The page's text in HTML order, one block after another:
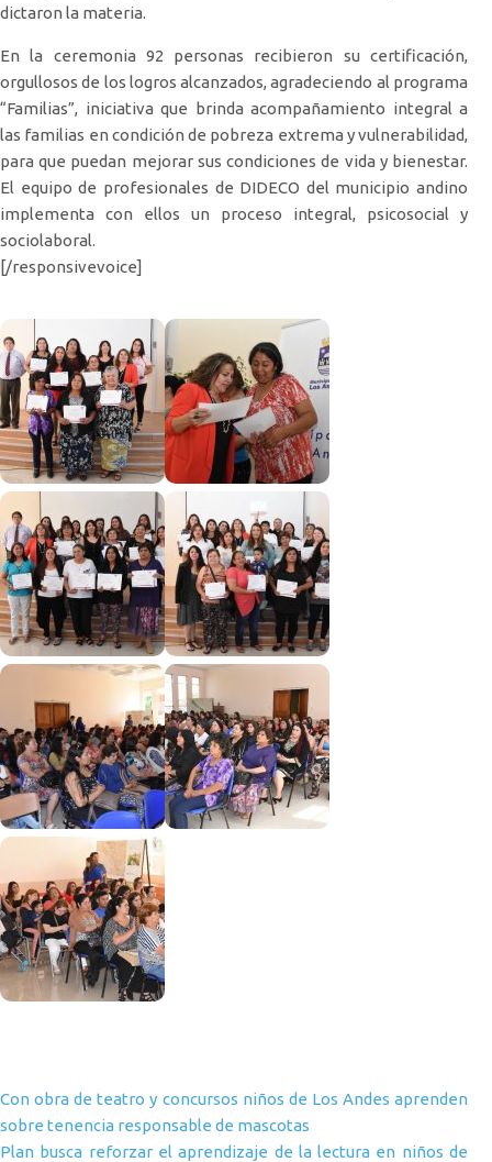
dictaron la materia.
En la ceremonia 92 personas recibieron su certificación,
orgullosos de los logros alcanzados, agradeciendo al programa
“Familias”, iniciativa que brinda acompañamiento integral a
las familias en condición de pobreza extrema y vulnerabilidad,
para que puedan mejorar sus condiciones de vida y bienestar.
El equipo de profesionales de DIDECO del municipio andino
implementa con ellos un proceso integral, psicosocial y
sociolaboral.
[/responsivevoice]
Navegación de entradas
Con obra de teatro y concursos niños de Los Andes aprenden
sobre tenencia responsable de mascotas
Plan busca reforzar el aprendizaje de la lectura en niños de